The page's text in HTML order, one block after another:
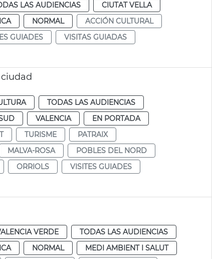
LAS AUDIENCIAS
CIUTAT VELLA
NORMAL
ACCIÓN CULTURAL
GUIADES
VISITAS GUIADAS
TODAS LAS AUDIENCIAS
VALENCIA
EN PORTADA
TURISME
PATRAIX
MALVA-ROSA
POBLES DEL NORD
ORRIOLS
VISITES GUIADES
VERDE
TODAS LAS AUDIENCIAS
NORMAL
MEDI AMBIENT I SALUT